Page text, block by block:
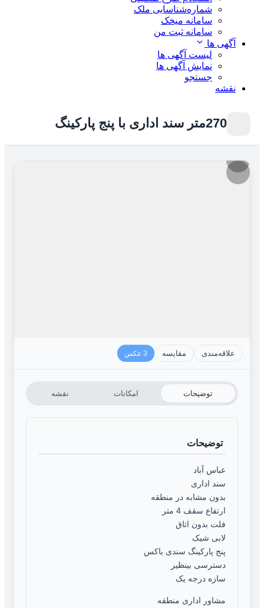
شماره‌شناسایی ملک
سامانه میخک
سامانه ثبت من
آگهی ها
لیست آگهی ها
نمایش آگهی ها
جستجو
نقشه
270متر سند اداری با پنج پارکینگ
علاقه‌مندی مقایسه 3 عکس
توضیحات امکانات نقشه
توضیحات
عباس آباد
سند اداری
بدون مشابه در منطقه
ارتفاع سقف 4 متر
فلت بدون اتاق
لابی شیک
پنج پارکینگ سندی باکس
دسترسی بینظیر
سازه درجه یک
مشاور اداری منطقه